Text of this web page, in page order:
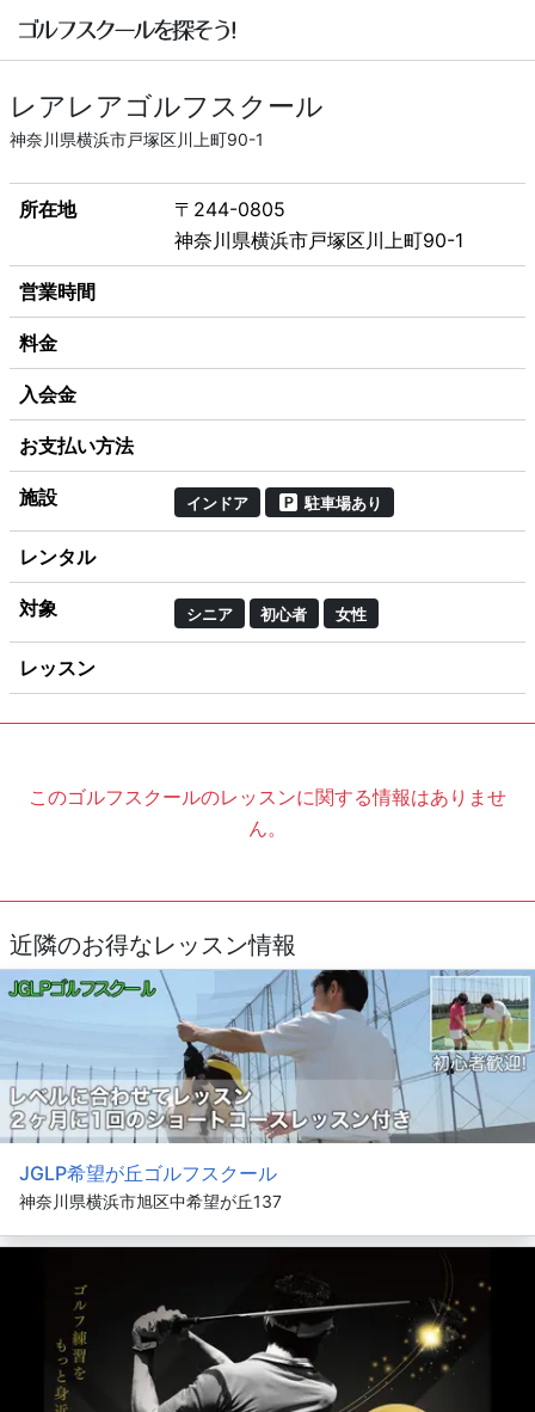
レアレアゴルフスクール
神奈川県横浜市戸塚区川上町90-1
所在地
〒244-0805
神奈川県横浜市戸塚区川上町90-1
営業時間
料金
入会金
お支払い方法
施設 インドア 駐車場あり
レンタル
対象 シニア 初心者 女性
レッスン
このゴルフスクールのレッスンに関する情報はありませ
ん。
近隣のお得なレッスン情報
JGLP希望が丘ゴルフスクール
神奈川県横浜市旭区中希望が丘137